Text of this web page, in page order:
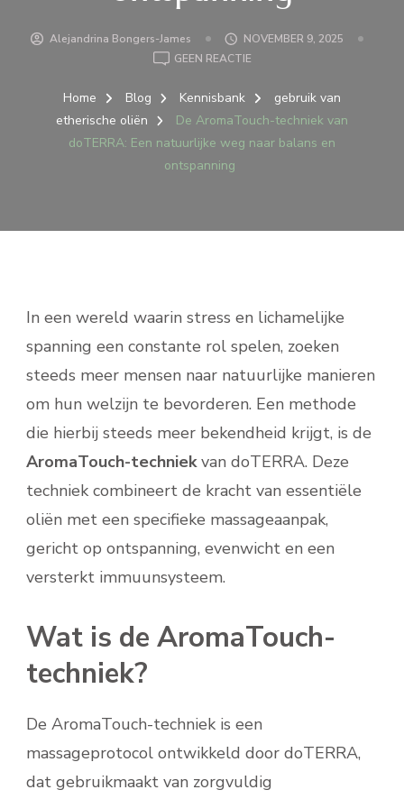
Alejandrina Bongers-James
NOVEMBER 9, 2025
GEEN REACTIEOP
AROMATOUCH-
TECHNIEK
NAAR
Home Blog Kennisbank
gebruik van
etherische oliën
De AromaTouch-techniek van
doTERRA: Een natuurlijke weg naar balans en
ontspanning
In een wereld waarin stress en lichamelijke
spanning een constante rol spelen, zoeken
steeds meer mensen naar natuurlijke manieren
om hun welzijn te bevorderen. Een methode
die hierbij steeds meer bekendheid krijgt, is de
AromaTouch-techniekvan doTERRA. Deze
techniek combineert de kracht van essentiële
oliën met een specifieke massageaanpak,
gericht op ontspanning, evenwicht en een
versterkt immuunsysteem.
Wat is de AromaTouch-
techniek?
De AromaTouch-techniek is een
massageprotocol ontwikkeld door doTERRA,
dat gebruikmaakt van zorgvuldig